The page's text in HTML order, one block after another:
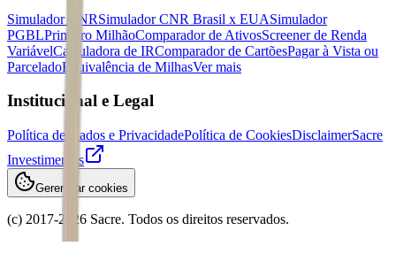
Simulador CNRSimulador CNR Brasil x EUASimulador
PGBLPrimeiro MilhãoComparador de AtivosScreener de Renda
VariávelCalculadora de IRComparador de CartõesPagar à Vista ou
ParceladoEquivalência de MilhasVer mais
Institucional e Legal
Política de Dados e PrivacidadePolítica de CookiesDisclaimerSacre
Investimentos
Gerenciar cookies
(c) 2017-2026 Sacre. Todos os direitos reservados.